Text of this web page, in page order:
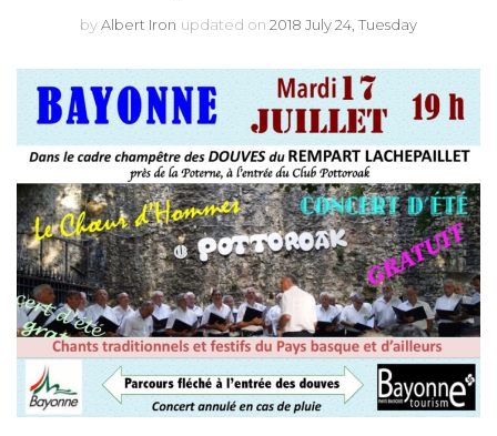
byAlbert Iron updated on 2018 July 24, Tuesday